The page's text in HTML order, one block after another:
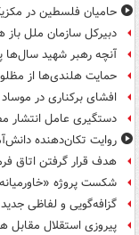
حامیان فلسطین در
دبیرکل سازمان ملل
آنچه رهبر شهید سال‌ها
حمایت هلندی‌ها از
افشای برکناری در
دستگیری عامل انتشار
روایت تکان‌دهنده
هدف قرار گرفتن اتاق‌
شکست پروژه
گزافه‌گویی و لفاظی
پیروزی استقلال مقابل